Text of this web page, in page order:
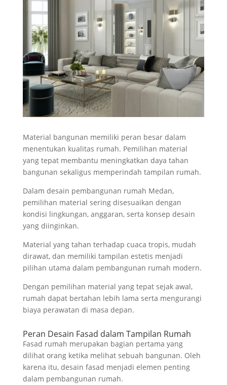
Material bangunan memiliki peran besar dalam
menentukan kualitas rumah. Pemilihan material
yang tepat membantu meningkatkan daya tahan
bangunan sekaligus memperindah tampilan rumah.
Dalam desain pembangunan rumah Medan,
pemilihan material sering disesuaikan dengan
kondisi lingkungan, anggaran, serta konsep desain
yang diinginkan.
Material yang tahan terhadap cuaca tropis, mudah
dirawat, dan memiliki tampilan estetis menjadi
pilihan utama dalam pembangunan rumah modern.
Dengan pemilihan material yang tepat sejak awal,
rumah dapat bertahan lebih lama serta mengurangi
biaya perawatan di masa depan.
Peran Desain Fasad dalam Tampilan Rumah
Fasad rumah merupakan bagian pertama yang
dilihat orang ketika melihat sebuah bangunan. Oleh
karena itu, desain fasad menjadi elemen penting
dalam pembangunan rumah.